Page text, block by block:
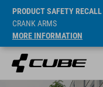
PRODUCT SAFETY RECALL
CRANK ARMS
MORE INFORMATION